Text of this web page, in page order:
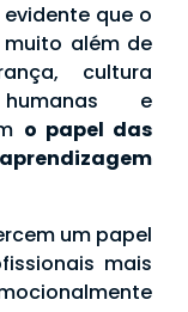
que o
além de
cultura
humanas e
o papel das
um papel
mais